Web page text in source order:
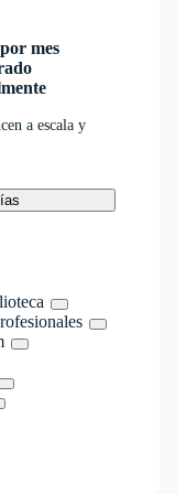
mes
a escala y